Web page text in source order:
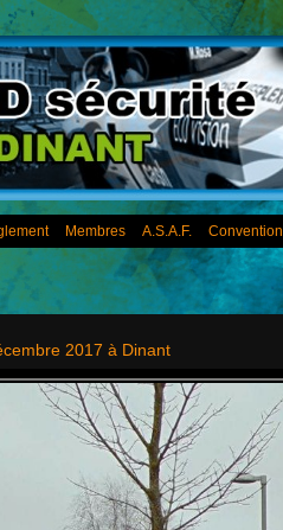
Membres A.S.A.F. Convention
2017 à Dinant